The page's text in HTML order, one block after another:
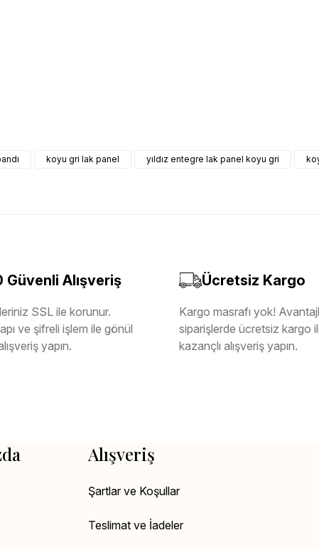
koyu gri lak panel yıldız entegre lak panel koyu gri
Güvenli Alışveriş
SSL ile korunur.
ve şifreli işlem ile gönül
yapın.
Ücretsiz Kargo
Kargo masrafı yok!
siparişlerde ücretsiz kargo
kazançlı alışveriş yapın.
Alışveriş
Şartlar ve Koşullar
Teslimat ve İadeler